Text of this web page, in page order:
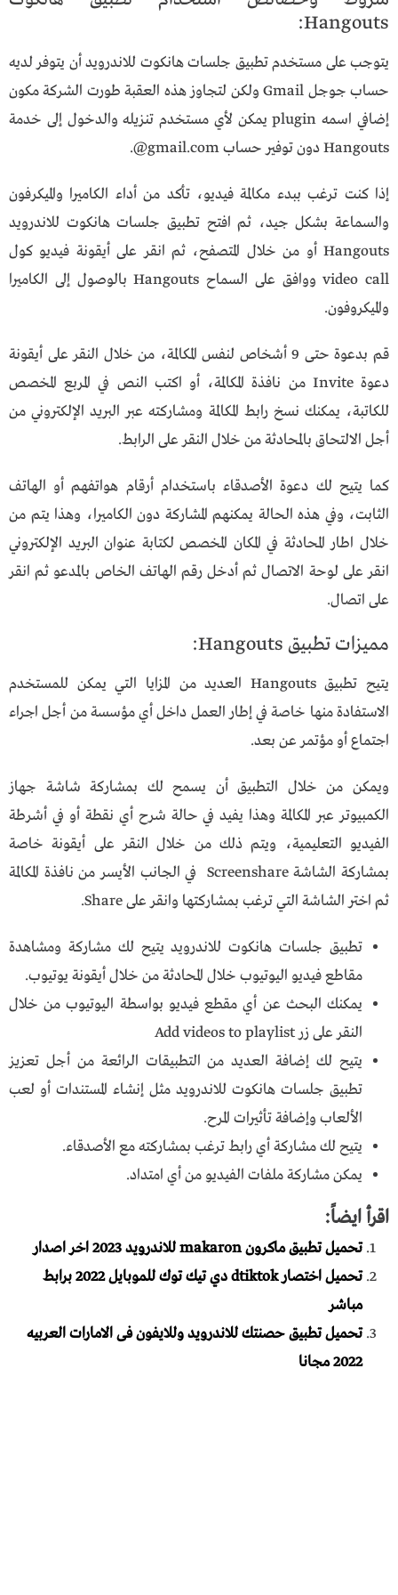
Hangouts:
يتوجب على مستخدم تطبيق جلسات هانكوت للاندرويد أن يتوفر لديه
حساب جوجل Gmail ولكن لتجاوز هذه العقبة طورت الشركة مكون
إضافي اسمه plugin يمكن لأي مستخدم تنزيله والدخول إلى خدمة
Hangouts دون توفير حساب gmail.com@.
إذا كنت ترغب ببدء مكالمة فيديو، تأكد من أداء الكاميرا والميكرفون
والسماعة بشكل جيد، ثم افتح تطبيق جلسات هانكوت للاندرويد
Hangouts أو من خلال المتصفح، ثم انقر على أيقونة فيديو كول
video call ووافق على السماح Hangouts بالوصول إلى الكاميرا
والميكروفون.
قم بدعوة حتى 9 أشخاص لنفس المكالمة، من خلال النقر على أيقونة
دعوة Invite من نافذة المكالمة، أو اكتب النص في المربع المخصص
للكاتبة، يمكنك نسخ رابط المكالمة ومشاركته عبر البريد الإلكتروني من
أجل الالتحاق بالمحادثة من خلال النقر على الرابط.
كما يتيح لك دعوة الأصدقاء باستخدام أرقام هواتفهم أو الهاتف
الثابت، وفي هذه الحالة يمكنهم المشاركة دون الكاميرا، وهذا يتم من
خلال اطار المحادثة في المكان المخصص لكتابة عنوان البريد الإلكتروني
انقر على لوحة الاتصال ثم أدخل رقم الهاتف الخاص بالمدعو ثم انقر
على اتصال.
مميزات تطبيق Hangouts:
يتيح تطبيق Hangouts العديد من المزايا التي يمكن للمستخدم
الاستفادة منها خاصة في إطار العمل داخل أي مؤسسة من أجل اجراء
اجتماع أو مؤتمر عن بعد.
ويمكن من خلال التطبيق أن يسمح لك بمشاركة شاشة جهاز
الكمبيوتر عبر المكالمة وهذا يفيد في حالة شرح أي نقطة أو في أشرطة
الفيديو التعليمية، ويتم ذلك من خلال النقر على أيقونة خاصة
بمشاركة الشاشة Screenshare في الجانب الأيسر من نافذة المكالمة
ثم اختر الشاشة التي ترغب بمشاركتها وانقر على Share.
تطبيق جلسات هانكوت للاندرويد يتيح لك مشاركة ومشاهدة
مقاطع فيديو اليوتيوب خلال المحادثة من خلال أيقونة يوتيوب.
يمكنك البحث عن أي مقطع فيديو بواسطة اليوتيوب من خلال
النقر على زر Add videos to playlist
يتيح لك إضافة العديد من التطبيقات الرائعة من أجل تعزيز
تطبيق جلسات هانكوت للاندرويد مثل إنشاء المستندات أو لعب
الألعاب وإضافة تأثيرات المرح.
يتيح لك مشاركة أي رابط ترغب بمشاركته مع الأصدقاء.
يمكن مشاركة ملفات الفيديو من أي امتداد.
اقرأ ايضاً:
تحميل تطبيق ماكرون makaron للاندرويد 2023 اخر اصدار
تحميل اختصار dtiktok دي تيك توك للموبايل 2022 برابط
مباشر
تحميل تطبيق حصنتك للاندرويد وللايفون فى الامارات العربيه
2022 مجانا